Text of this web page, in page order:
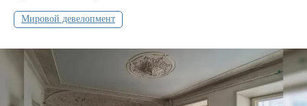
Мировой девелопмент